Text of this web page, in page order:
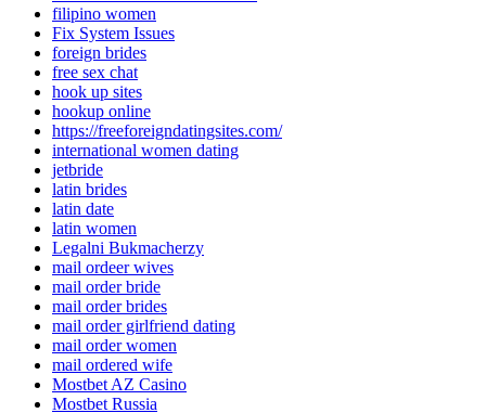
filipino women
Fix System Issues
foreign brides
free sex chat
hook up sites
hookup online
https://freeforeigndatingsites.com/
international women dating
jetbride
latin brides
latin date
latin women
Legalni Bukmacherzy
mail ordeer wives
mail order bride
mail order brides
mail order girlfriend dating
mail order women
mail ordered wife
Mostbet AZ Casino
Mostbet Russia